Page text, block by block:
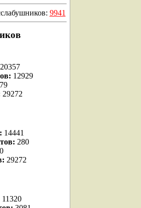
9941
20357
12929
29272
14441
280
0
29272
11320